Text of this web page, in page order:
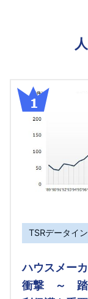
TSRデータイ
ハウスメー
衝撃 ～ 踏